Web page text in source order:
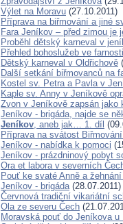
Výlet na Moravu (27.10.2011)
Příprava na biřmování a jiné
Fara Jeníkov – před zimou je
Proběhl dětský karneval v
Přehled bohoslužeb ve
Dětský karneval v Oldřichově
Další setkání biřmovanců na
Kostel sv. Petra a Pavla v
Kaple sv. Anny v Jeníkově
Zvon v Jeníkově zapsán jako
Jeníkov - brigáda, najde se
Jeníkov, aneb jak… 1. díl
Příprava na svátost
Jeníkov - nabídka k pomoci
Jeníkov - prázdninový pobyt
Ora et labora v severních
Pouť ke svaté Anně a
Jeníkov - brigáda(28.07.2011)
Červnová tradiční vikariátní
Ola ze severu Čech
Moravská pouť do Jeníkova u